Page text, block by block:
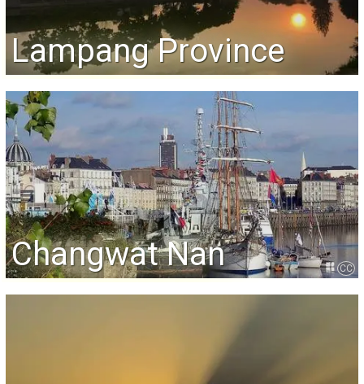
Lampang Province
Changwat Nan CC